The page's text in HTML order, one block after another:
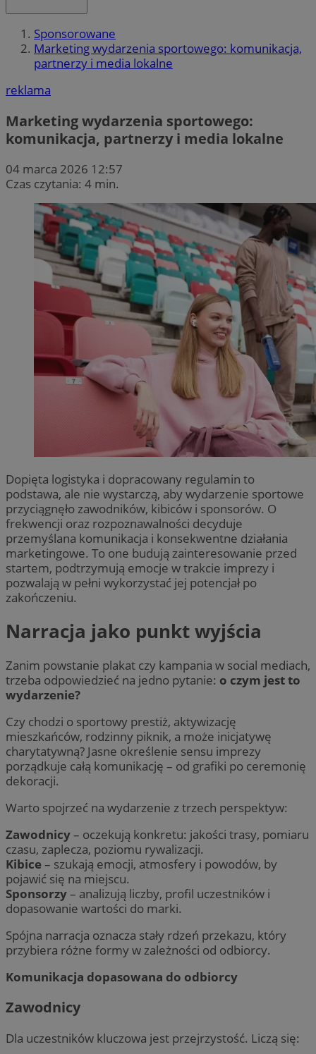
Sponsorowane
Marketing wydarzenia sportowego: komunikacja,
partnerzy i media lokalne
reklama
Marketing wydarzenia sportowego:
komunikacja, partnerzy i media lokalne
04 marca 2026 12:57
Czas czytania: 4 min.
Dopięta logistyka i dopracowany regulamin to
podstawa, ale nie wystarczą, aby wydarzenie sportowe
przyciągnęło zawodników, kibiców i sponsorów. O
frekwencji oraz rozpoznawalności decyduje
przemyślana komunikacja i konsekwentne działania
marketingowe. To one budują zainteresowanie przed
startem, podtrzymują emocje w trakcie imprezy i
pozwalają w pełni wykorzystać jej potencjał po
zakończeniu.
Narracja jako punkt wyjścia
Zanim powstanie plakat czy kampania w social mediach,
trzeba odpowiedzieć na jedno pytanie: o czym jest to
wydarzenie?
Czy chodzi o sportowy prestiż, aktywizację
mieszkańców, rodzinny piknik, a może inicjatywę
charytatywną? Jasne określenie sensu imprezy
porządkuje całą komunikację – od grafiki po ceremonię
dekoracji.
Warto spojrzeć na wydarzenie z trzech perspektyw:
Zawodnicy– oczekują konkretu: jakości trasy, pomiaru
czasu, zaplecza, poziomu rywalizacji.
Kibice– szukają emocji, atmosfery i powodów, by
pojawić się na miejscu.
Sponsorzy– analizują liczby, profil uczestników i
dopasowanie wartości do marki.
Spójna narracja oznacza stały rdzeń przekazu, który
przybiera różne formy w zależności od odbiorcy.
Komunikacja dopasowana do odbiorcy
Zawodnicy
Dla uczestników kluczowa jest przejrzystość. Liczą się: